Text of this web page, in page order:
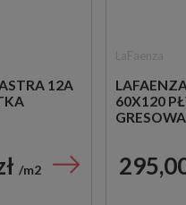
12A
m2
60X120
GRESOWA